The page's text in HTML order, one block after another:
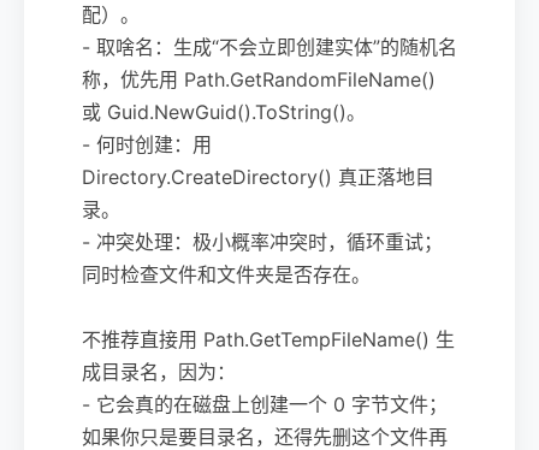
配）。
- 取啥名：生成“不会立即创建实体”的随机名
称，优先用 Path.GetRandomFileName()
或 Guid.NewGuid().ToString()。
- 何时创建：用
Directory.CreateDirectory() 真正落地目
录。
- 冲突处理：极小概率冲突时，循环重试；
同时检查文件和文件夹是否存在。
不推荐直接用 Path.GetTempFileName() 生
成目录名，因为：
- 它会真的在磁盘上创建一个 0 字节文件；
如果你只是要目录名，还得先删这个文件再